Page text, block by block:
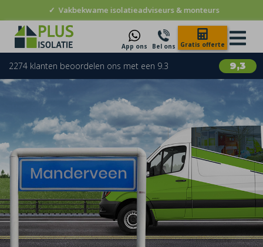
✓ Vakbekwame isolatieadviseurs & monteurs
App ons Bel ons Gratis offerte
9,3
2274 klanten beoordelen ons met een 9.3